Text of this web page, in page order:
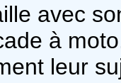
avec
à
leur